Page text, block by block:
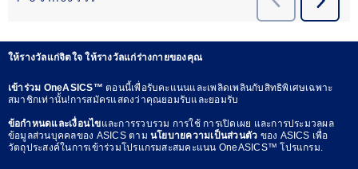
ให้รางวัลแก่จิตใจ ให้รางวัลแก่ร่างกายของคุณ
เข้าร่วม OneASICS™ตอนนี้เพื่อรับคะแนนและเพลิดเพลินกับสิทธิพิเศษเฉพาะ
สมาชิกเท่านั้น!การสมัครแสดงว่าคุณยอมรับและยอมรับ
ข้อกำหนดและเงื่อนไขและการรวบรวม การใช้ การเปิดเผย และการประมวลผล
ข้อมูลส่วนบุคคลของ ASICS ตาม นโยบายความเป็นส่วนตัว ของ ASICS เพื่อ
วัตถุประสงค์ในการเข้าร่วมโปรแกรมสะสมคะแนน OneASICS™ โปรแกรม.